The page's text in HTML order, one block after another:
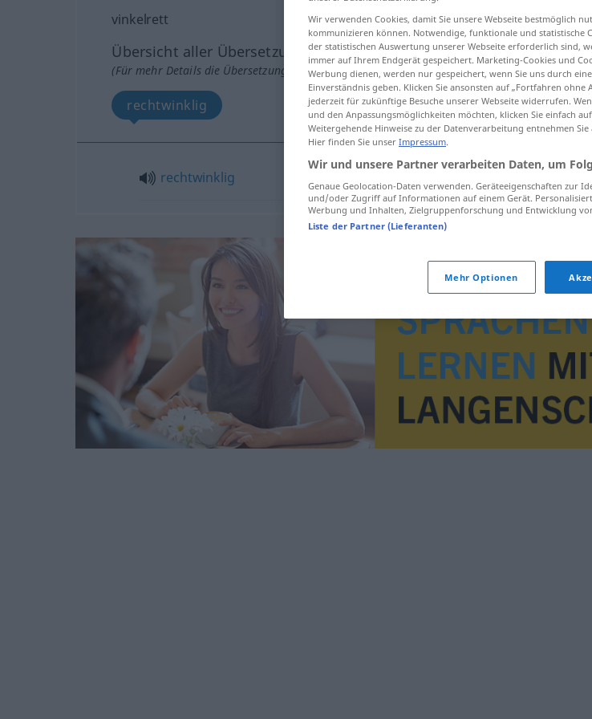
vinkelrett
Übersicht aller Übersetzungen
(Für mehr Details die Übersetzung anklicken/antippen)
rechtwinklig
rechtwinklig
Wir verwenden Cookies, damit Sie unsere Webseite bestmöglich
kommunizieren können. Notwendige, funktionale und statistische
der statistischen Auswertung unserer Webseite erforderlich sind,
immer auf Ihrem Endgerät gespeichert. Marketing-Cookies und
Werbung dienen, werden nur gespeichert, wenn Sie uns durch
Einverständnis geben. Klicken Sie ansonsten auf „Fortfahren
jederzeit für zukünftige Besuche unserer Webseite widerrufen.
und den Anpassungsmöglichkeiten möchten, klicken Sie einfach
Weitergehende Hinweise zu der Datenverarbeitung entnehmen
Hier finden Sie unser Impressum.
Wir und unsere Partner verarbeiten Daten, um
Genaue Geolocation-Daten verwenden. Geräteeigenschaften zur
und/oder Zugriff auf Informationen auf einem Gerät.
Werbung und Inhalten, Zielgruppenforschung und Entwicklung
Liste der Partner (Lieferanten)
Mehr Optionen